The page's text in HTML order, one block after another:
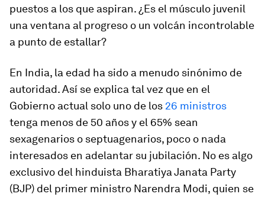
puestos a los que aspiran. ¿Es el músculo juvenil
una ventana al progreso o un volcán incontrolable
a punto de estallar?
En India, la edad ha sido a menudo sinónimo de
autoridad. Así se explica tal vez que en el
Gobierno actual solo uno de los 26 ministros
tenga menos de 50 años y el 65% sean
sexagenarios o septuagenarios, poco o nada
interesados en adelantar su jubilación. No es algo
exclusivo del hinduista Bharatiya Janata Party
(BJP) del primer ministro Narendra Modi, quien se